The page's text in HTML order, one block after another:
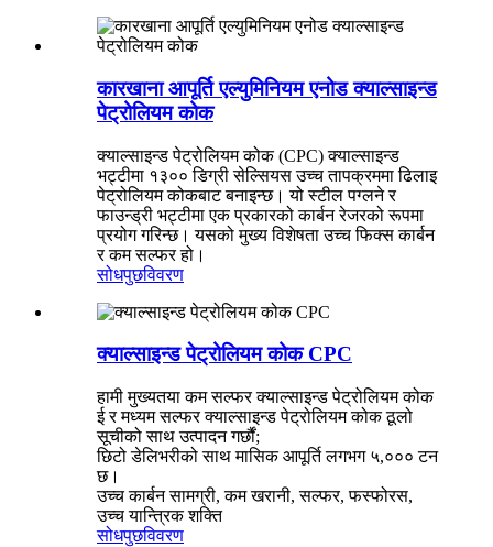
कारखाना आपूर्ति एल्युमिनियम एनोड क्याल्साइन्ड
पेट्रोलियम कोक
क्याल्साइन्ड पेट्रोलियम कोक (CPC) क्याल्साइन्ड
भट्टीमा १३०० डिग्री सेल्सियस उच्च तापक्रममा ढिलाइ
पेट्रोलियम कोकबाट बनाइन्छ। यो स्टील पग्लने र
फाउन्ड्री भट्टीमा एक प्रकारको कार्बन रेजरको रूपमा
प्रयोग गरिन्छ। यसको मुख्य विशेषता उच्च फिक्स कार्बन
र कम सल्फर हो।
सोधपुछविवरण
क्याल्साइन्ड पेट्रोलियम कोक CPC
हामी मुख्यतया कम सल्फर क्याल्साइन्ड पेट्रोलियम कोक
ई र मध्यम सल्फर क्याल्साइन्ड पेट्रोलियम कोक ठूलो
सूचीको साथ उत्पादन गर्छौं;
छिटो डेलिभरीको साथ मासिक आपूर्ति लगभग ५,००० टन
छ।
उच्च कार्बन सामग्री, कम खरानी, ​​सल्फर, फस्फोरस,
उच्च यान्त्रिक शक्ति
सोधपुछविवरण